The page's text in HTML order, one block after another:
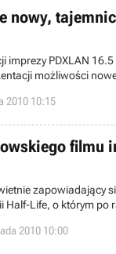
nowy,
imprezy PDXLAN
możliwości
według
DirectX 11”. Całość
GTX 580.
2010 10:15
filmu
zapowiadający
Half-Life, o którym po
Na sieci pojawił się
2010 10:00